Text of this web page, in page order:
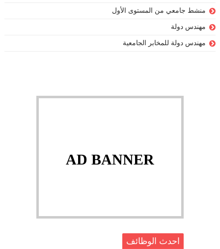
منشط جامعي من المستوى الأول
مهندس دولة
مهندس دولة للمخابر الجامعية
AD BANNER
احدث الوظائف